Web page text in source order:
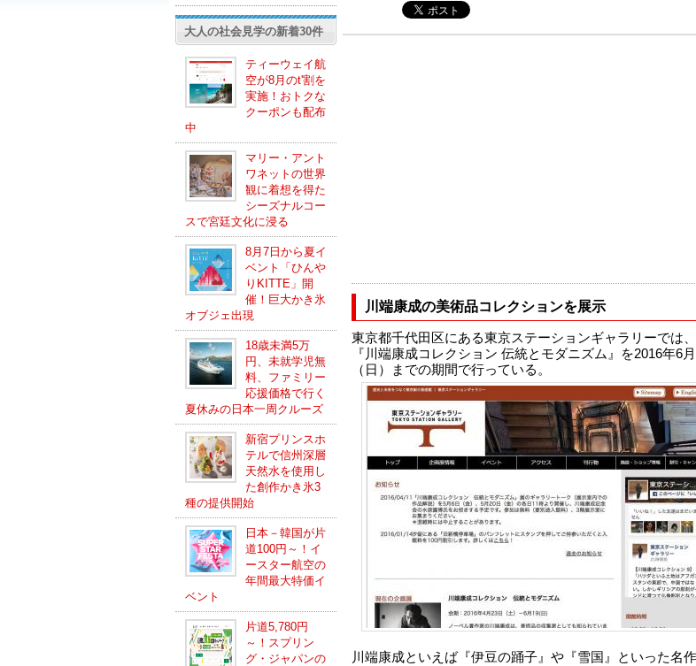
大人の社会見学の新着30件
ティーウェイ航
空が8月のt'割を
実施！おトクな
クーポンも配布
中
マリー・アント
ワネットの世界
観に着想を得た
シーズナルコー
スで宮廷文化に浸る
8月7日から夏イ
ベント「ひんや
りKITTE」開
催！巨大かき氷
オブジェ出現
18歳未満5万
円、未就学児無
料、ファミリー
応援価格で行く
夏休みの日本一周クルーズ
新宿プリンスホ
テルで信州深層
天然水を使用し
た創作かき氷3
種の提供開始
日本－韓国が片
道100円～！イ
ースター航空の
年間最大特価イ
ベント
片道5,780円
～！スプリン
グ・ジャパンの
川端康成の美術品コレクションを展示
東京都千代田区にある東京ステーションギャラリーでは
『川端康成コレクション 伝統とモダニズム』を2016年6
（日）までの期間で行っている。
川端康成といえば『伊豆の踊子』や『雪国』といった名